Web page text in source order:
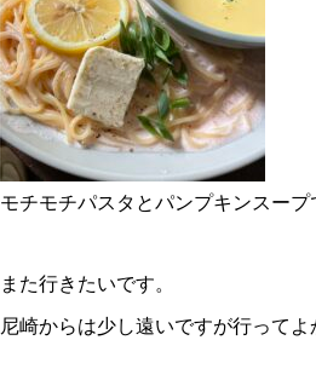
モチモチパスタとパンプキンスープ
また行きたいです。
尼崎からは少し遠いですが行って